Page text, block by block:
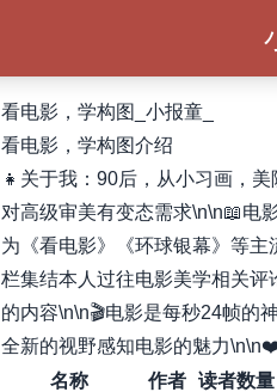
看电影，学构图_小报童_
看电影，学构图介绍
👧关于我：90后，从小习画，
对高级审美有变态需求\n\n📖电
为《看电影》《环球银幕》等
栏集结本人过往电影美学相关
的内容\n\n🎬电影是每秒24帧的
全新的视野感知电影的魅力
名称
作者 读者数量